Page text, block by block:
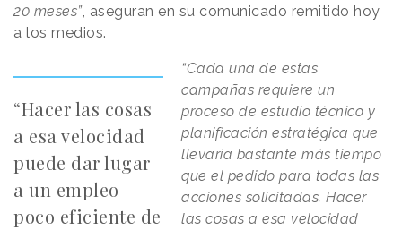
20 meses”, aseguran en su comunicado remitido hoy
a los medios.
“Hacer las cosas
a esa velocidad
puede dar lugar
a un empleo
poco eficiente de
“Cada una de estas
campañas requiere un
proceso de estudio técnico y
planificación estratégica que
llevaría bastante más tiempo
que el pedido para todas las
acciones solicitadas. Hacer
las cosas a esa velocidad